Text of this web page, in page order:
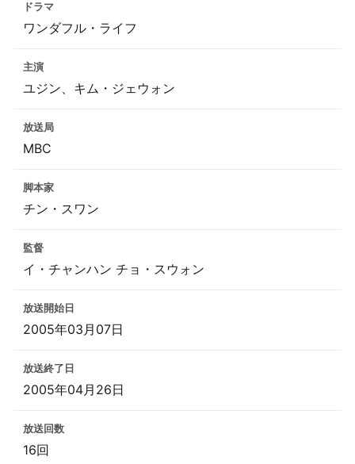
ドラマ
ワンダフル・ライフ
主演
ユジン、キム・ジェウォン
放送局
MBC
脚本家
チン・スワン
監督
イ・チャンハン チョ・スウォン
放送開始日
2005年03月07日
放送終了日
2005年04月26日
放送回数
16回